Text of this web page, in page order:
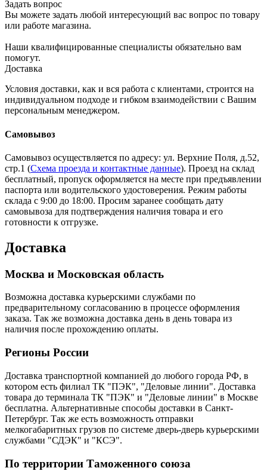
Задать вопрос
Вы можете задать любой интересующий вас вопрос по товару
или работе магазина.
Наши квалифицированные специалисты обязательно вам
помогут.
Доставка
Условия доставки, как и вся работа с клиентами, строится на
индивидуальном подходе и гибком взаимодействии с Вашим
персональным менеджером.
Самовывоз
Самовывоз осуществляется по адресу: ул. Верхние Поля, д.52,
стр.1 (Схема проезда и контактные данные). Проезд на склад
бесплатный, пропуск оформляется на месте при предъявлении
паспорта или водительского удостоверения. Режим работы
склада с 9:00 до 18:00. Просим заранее сообщать дату
самовывоза для подтверждения наличия товара и его
готовности к отгрузке.
Доставка
Москва и Московская область
Возможна доставка курьерскими службами по
предварительному согласованию в процессе оформления
заказа. Так же возможна доставка день в день товара из
наличия после прохождению оплаты.
Регионы России
Доставка транспортной компанией до любого города РФ, в
котором есть филиал ТК "ПЭК", "Деловые линии". Доставка
товара до терминала ТК "ПЭК" и "Деловые линии" в Москве
бесплатна. Альтернативные способы доставки в Санкт-
Петербург. Так же есть возможность отправки
мелкогабаритных грузов по системе дверь-дверь курьерскими
службами "СДЭК" и "КСЭ".
По территории Таможенного союза